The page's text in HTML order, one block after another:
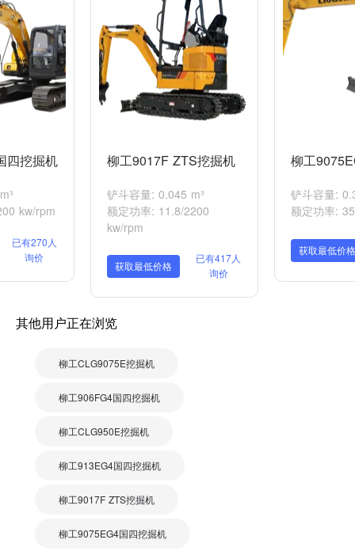
四挖掘机
kw/rpm
已有270人
询价
柳工9017F ZTS挖掘机
铲斗容量: 0.045 m³
额定功率: 11.8/2200
kw/rpm
获取最低价格
已有417人
询价
柳工
铲斗容量:
额定功率:
获取最低价格
其他用户正在浏览
柳工CLG9075E挖掘机
柳工906FG4国四挖掘机
柳工CLG950E挖掘机
柳工913EG4国四挖掘机
柳工9017F ZTS挖掘机
柳工9075EG4国四挖掘机